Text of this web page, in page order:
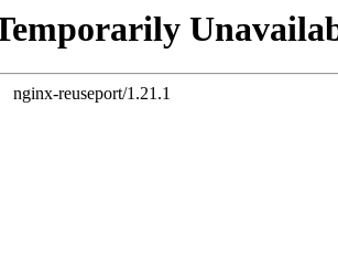
nginx-reuseport/1.21.1